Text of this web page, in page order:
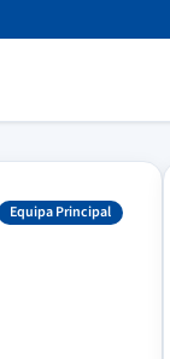
Equipa Principal